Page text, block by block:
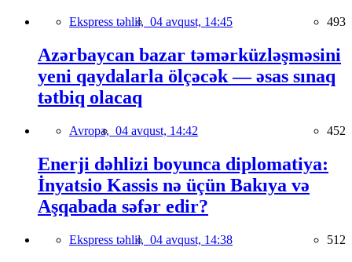
Ekspress təhlil, 04 avqust, 14:45 493
Azərbaycan bazar təmərküzləşməsini
yeni qaydalarla ölçəcək — əsas sınaq
tətbiq olacaq
Avropa, 04 avqust, 14:42 452
Enerji dəhlizi boyunca diplomatiya:
İnyatsio Kassis nə üçün Bakıya və
Aşqabada səfər edir?
Ekspress təhlil, 04 avqust, 14:38 512